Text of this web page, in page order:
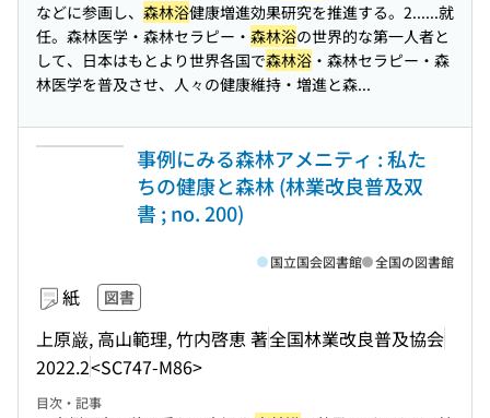
などに参画し、 森林浴健康増進効果研究を推進する。2......就
任。森林医学・森林セラピー・ 森林浴の世界的な第一人者と
して、日本はもとより世界各国で森林浴 ・森林セラピー・森
林医学を普及させ、人々の健康維持・増進と森...
事例にみる森林アメニティ : 私た
ちの健康と森林 (林業改良普及双
書 ; no. 200)
紙 図書
上原巌, 高山範理, 竹内啓恵 著全国林業改良普及協会
2022.2<SC747-M86>
国立国会図書館 全国の図書館
目次・記事